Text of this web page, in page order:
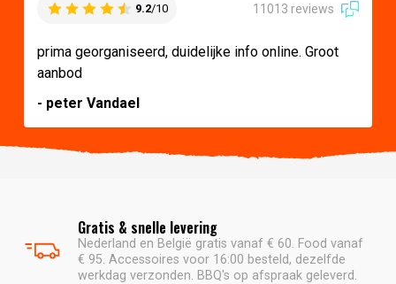
9.2/10 11013 reviews
prima georganiseerd, duidelijke info online. Groot
aanbod
- peter Vandael
Gratis & snelle levering
Nederland en België gratis vanaf € 60. Food vanaf
€ 95. Accessoires voor 16:00 besteld, dezelfde
werkdag verzonden. BBQ's op afspraak geleverd.